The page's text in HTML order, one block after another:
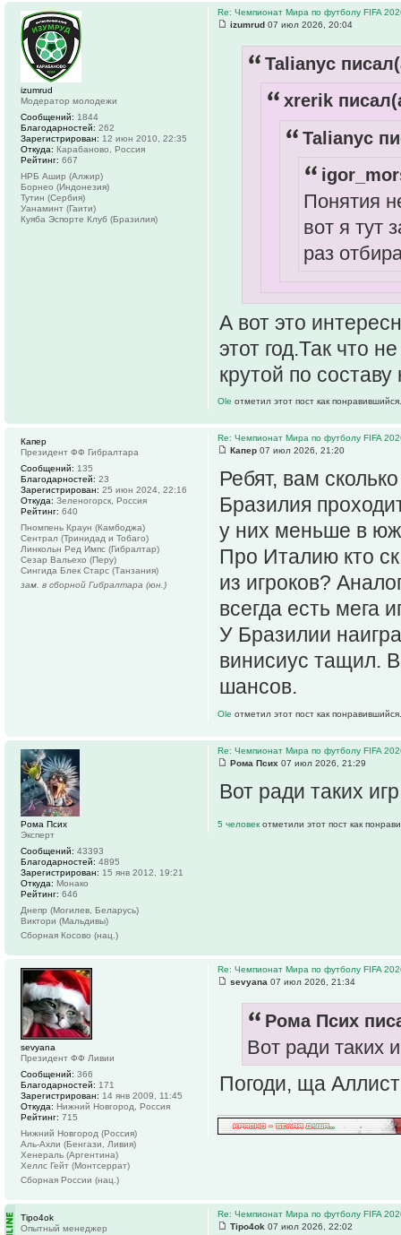
Re: Чемпионат Мира по футболу FIFA
izumrud 07 июл 2026, 20:04
Talianyc
xrerik
Talianyc
Понятия
вот я тут
раз
А вот это
этот год.Так что
крутой по
Ole отметил этот пост как понравившийся.
izumrud
Модератор молодежи
Сообщений: 1844
Благодарностей: 262
Зарегистрирован: 12 июн 2010, 22:35
Откуда: Карабаново, Россия
Рейтинг: 667
НРБ Ашир (Алжир)
Борнео (Индонезия)
Тутин (Сербия)
Уанаминт (Гаити)
Куяба Эспорте Клуб (Бразилия)
Re: Чемпионат Мира по футболу FIFA
Капер 07 июл 2026, 21:20
Ребят, вам
Бразилия
у них меньше в
Про Италию кто
из игроков?
всегда есть мега
У Бразилии
винисиус тащил.
шансов.
Ole отметил этот пост как понравившийся.
Капер
Президент ФФ Гибралтара
Сообщений: 135
Благодарностей: 23
Зарегистрирован: 25 июн 2024, 22:16
Откуда: Зеленогорск, Россия
Рейтинг: 640
Пномпень Краун (Камбоджа)
Сентрал (Тринидад и Тобаго)
Линкольн Ред Импс (Гибралтар)
Сезар Вальехо (Перу)
Сингида Блек Старс (Танзания)
зам. в сборной Гибралтара (юн.)
Re: Чемпионат Мира по футболу FIFA
Рома Псих 07 июл 2026, 21:29
Вот ради таких
5 человек отметили этот пост как
Рома Псих
Эксперт
Сообщений: 43393
Благодарностей: 4895
Зарегистрирован: 15 янв 2012, 19:21
Откуда: Монако
Рейтинг: 646
Днепр (Могилев, Беларусь)
Виктори (Мальдивы)
Сборная Косово (нац.)
Re: Чемпионат Мира по футболу FIFA
sevyana 07 июл 2026, 21:34
Рома Псих
Вот ради таких
Погоди, ща
sevyana
Президент ФФ Ливии
Сообщений: 366
Благодарностей: 171
Зарегистрирован: 14 янв 2009, 11:45
Откуда: Нижний Новгород, Россия
Рейтинг: 715
Нижний Новгород (Россия)
Аль-Ахли (Бенгази, Ливия)
Хенераль (Аргентина)
Хеллс Гейт (Монтсеррат)
Сборная России (нац.)
Re: Чемпионат Мира по футболу FIFA
Tipo4ok 07 июл 2026, 22:02
Tipo4ok
Опытный менеджер